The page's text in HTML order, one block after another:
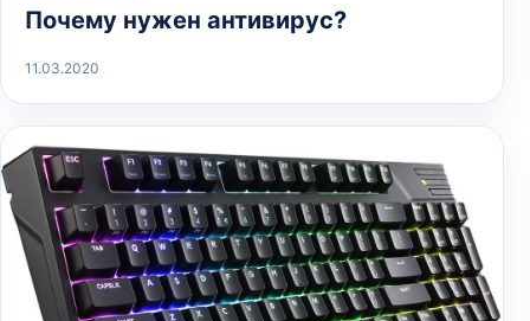
Почему нужен антивирус?
11.03.2020